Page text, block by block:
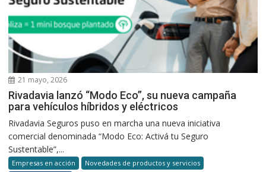
21 mayo, 2026
Rivadavia lanzó “Modo Eco”, su nueva campaña
para vehículos híbridos y eléctricos
Rivadavia Seguros puso en marcha una nueva iniciativa
comercial denominada “Modo Eco: Activá tu Seguro
Sustentable”,...
Empresas en acción
Novedades de productos y servicios